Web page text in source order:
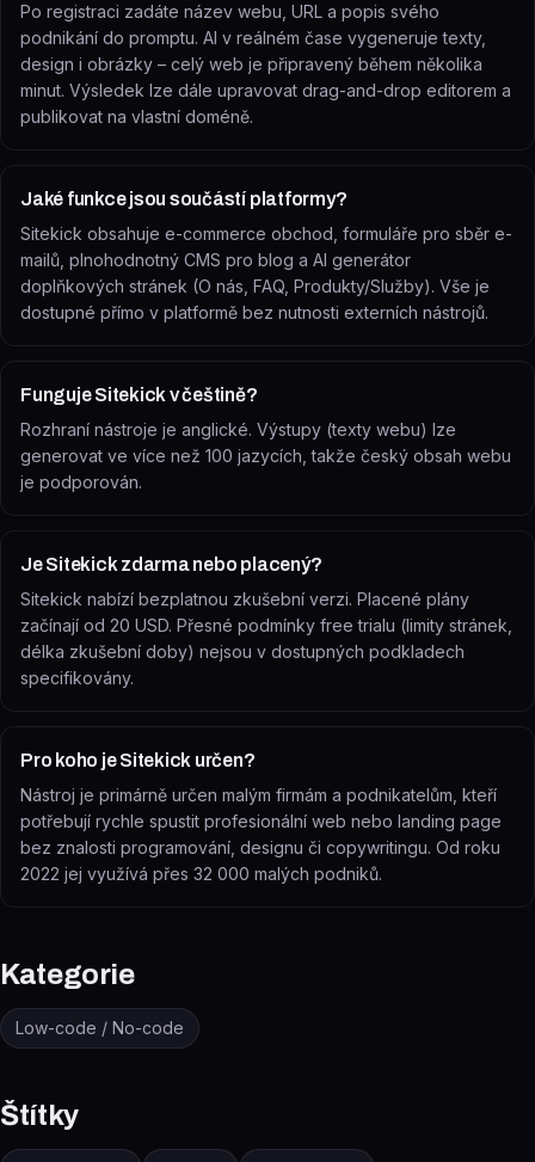
Po registraci zadáte název webu, URL a popis svého
podnikání do promptu. AI v reálném čase vygeneruje texty,
design i obrázky – celý web je připravený během několika
minut. Výsledek lze dále upravovat drag-and-drop editorem a
publikovat na vlastní doméně.
Jaké funkce jsou součástí platformy?
Sitekick obsahuje e-commerce obchod, formuláře pro sběr e-
mailů, plnohodnotný CMS pro blog a AI generátor
doplňkových stránek (O nás, FAQ, Produkty/Služby). Vše je
dostupné přímo v platformě bez nutnosti externích nástrojů.
Funguje Sitekick v češtině?
Rozhraní nástroje je anglické. Výstupy (texty webu) lze
generovat ve více než 100 jazycích, takže český obsah webu
je podporován.
Je Sitekick zdarma nebo placený?
Sitekick nabízí bezplatnou zkušební verzi. Placené plány
začínají od 20 USD. Přesné podmínky free trialu (limity stránek,
délka zkušební doby) nejsou v dostupných podkladech
specifikovány.
Pro koho je Sitekick určen?
Nástroj je primárně určen malým firmám a podnikatelům, kteří
potřebují rychle spustit profesionální web nebo landing page
bez znalosti programování, designu či copywritingu. Od roku
2022 jej využívá přes 32 000 malých podniků.
Kategorie
Low-code / No-code
Štítky